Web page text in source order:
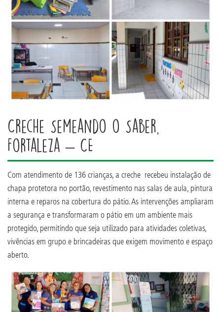
Creche Semeando o Saber,
Fortaleza – CE
Com atendimento de 136 crianças, a creche recebeu instalação de
chapa protetora no portão, revestimento nas salas de aula, pintura
interna e reparos na cobertura do pátio. As intervenções ampliaram
a segurança e transformaram o pátio em um ambiente mais
protegido, permitindo que seja utilizado para atividades coletivas,
vivências em grupo e brincadeiras que exigem movimento e espaço
aberto.